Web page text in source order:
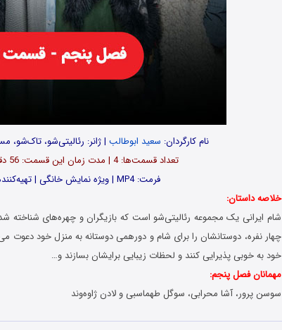
نام کارگردان: سعید ابوطالب| ژانر: رئالیتی‌شو، تاک‌شو،
تعداد قسمت‌ها: 4 | مدت زمان این قسمت: 56 دقیقه | کیفیت: BluRay
فرمت: MP4 | ویژه نمایش خانگی | تهیه‌کننده: سعید ابوطالب
خلاصه داستان:
شام ایرانی یک مجموعه رئالیتی‌شو است که بازیگران و چهره‌های شناخته
چهار نفره، دوستانشان را برای شام و دورهمی دوستانه به منزل خود
خود به خوبی پذیرایی کنند و لحظات زیبایی برایشان بسازند و…
مهمانان فصل پنجم:
سوسن پرور، آشا محرابی، سوگل طهماسبی و لادن ژاوه‌وند